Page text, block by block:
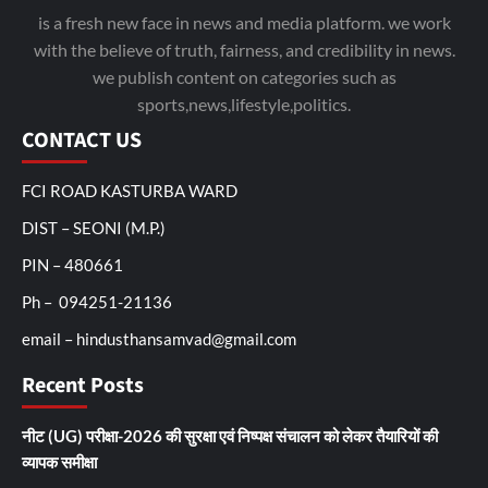
is a fresh new face in news and media platform. we work
with the believe of truth, fairness, and credibility in news.
we publish content on categories such as
sports,news,lifestyle,politics.
CONTACT US
FCI ROAD KASTURBA WARD
DIST – SEONI (M.P.)
PIN – 480661
Ph – 094251-21136
email – hindusthansamvad@gmail.com
Recent Posts
नीट (UG) परीक्षा-2026 की सुरक्षा एवं निष्पक्ष संचालन को लेकर तैयारियों की
व्यापक समीक्षा